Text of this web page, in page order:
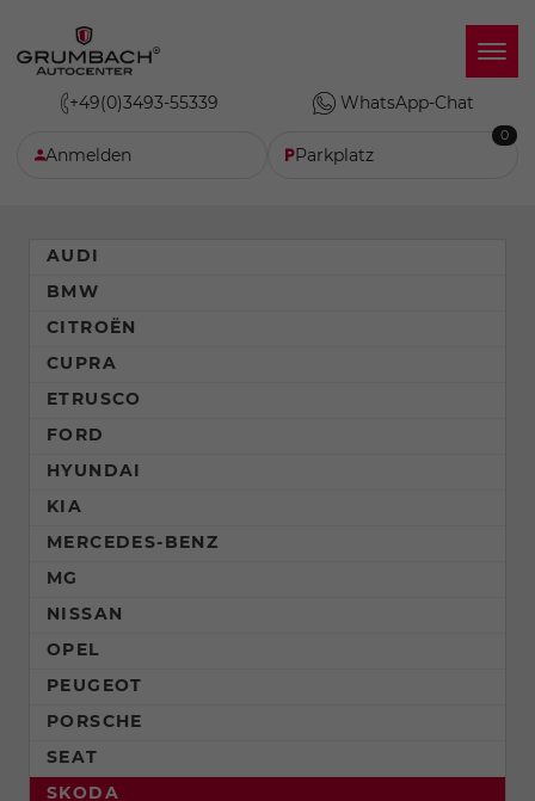
+49(0)3493-55339 WhatsApp-Chat
Anmelden Parkplatz
0
AUDI
BMW
CITROËN
CUPRA
ETRUSCO
FORD
HYUNDAI
KIA
MERCEDES-BENZ
MG
NISSAN
OPEL
PEUGEOT
PORSCHE
SEAT
SKODA